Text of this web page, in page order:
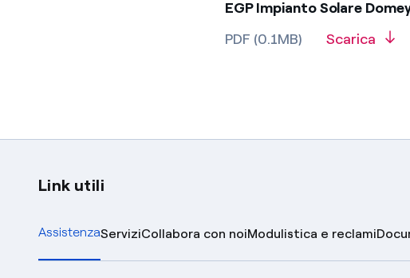
EGP Impianto Solare
PDF (0.1MB)
Scarica
Link utili
AssistenzaServiziCollabora con noiModulistica e reclami